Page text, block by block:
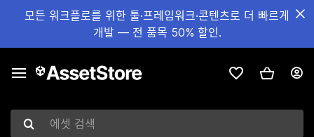
모든 워크플로를 위한 툴·프레임워크·콘텐츠로 더 빠르게
개발 — 전 품목 50% 할인.
에셋 검색